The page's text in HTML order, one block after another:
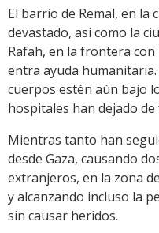
El barrio de Remal, en la
devastado, así como la
Rafah, en la frontera
entra ayuda
cuerpos estén aún bajo
hospitales han dejado
Mientras tanto han
desde Gaza, causando
extranjeros, en la zona
y alcanzando incluso la
sin causar heridos.